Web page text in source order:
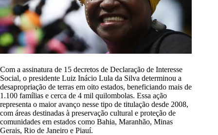
Com a assinatura de 15 decretos de Declaração de Interesse
Social, o presidente Luiz Inácio Lula da Silva determinou a
desapropriação de terras em oito estados, beneficiando mais de
1.100 famílias e cerca de 4 mil quilombolas. Essa ação
representa o maior avanço nesse tipo de titulação desde 2008,
com áreas destinadas à preservação cultural e proteção de
comunidades em estados como Bahia, Maranhão, Minas
Gerais, Rio de Janeiro e Piauí.